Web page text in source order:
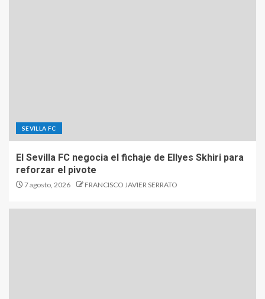
SEVILLA FC
El Sevilla FC negocia el fichaje de Ellyes Skhiri para
reforzar el pivote
7 agosto, 2026 FRANCISCO JAVIER SERRATO